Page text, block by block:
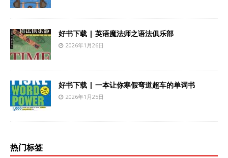
好书下载 | 英语魔法师之语法俱乐部
2026年1月26日
好书下载 | 一本让你寒假弯道超车的单词书
2026年1月25日
热门标签